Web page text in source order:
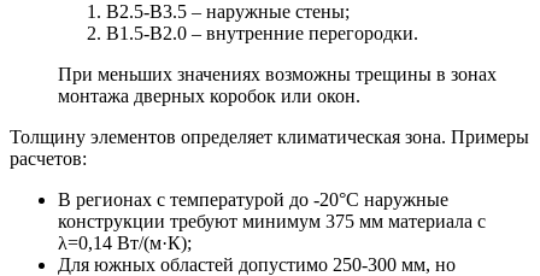
B2.5-B3.5 – наружные стены;
B1.5-B2.0 – внутренние перегородки.
При меньших значениях возможны трещины в зонах
монтажа дверных коробок или окон.
Толщину элементов определяет климатическая зона. Примеры
расчетов:
В регионах с температурой до -20°C наружные
конструкции требуют минимум 375 мм материала с
λ=0,14 Вт/(м·К);
Для южных областей допустимо 250-300 мм, но